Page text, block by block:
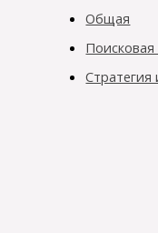
Общая
Поисковая
Стратегия